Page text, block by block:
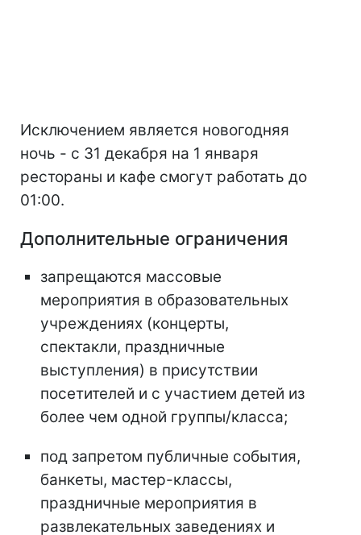
Исключением является новогодняя
ночь - с 31 декабря на 1 января
рестораны и кафе смогут работать до
01:00.
Дополнительные ограничения
запрещаются массовые
мероприятия в образовательных
учреждениях (концерты,
спектакли, праздничные
выступления) в присутствии
посетителей и с участием детей из
более чем одной группы/класса;
под запретом публичные события,
банкеты, мастер-классы,
праздничные мероприятия в
развлекательных заведениях и